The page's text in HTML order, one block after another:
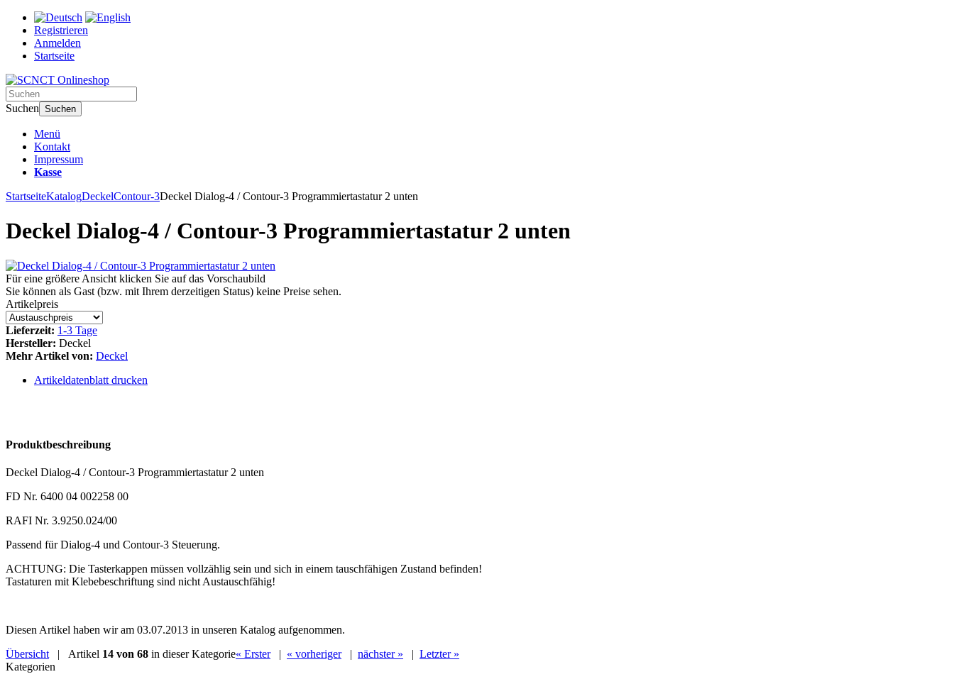
Registrieren
Anmelden
Startseite
Suchen Suchen
Menü
Kontakt
Impressum
Kasse
StartseiteKatalogDeckelContour-3Deckel Dialog-4 / Contour-3 Programmiertastatur 2 unten
Deckel Dialog-4 / Contour-3 Programmiertastatur 2 unten
Für eine größere Ansicht klicken Sie auf das Vorschaubild
Sie können als Gast (bzw. mit Ihrem derzeitigen Status) keine Preise sehen.
Artikelpreis
Lieferzeit: 1-3 Tage
Hersteller: Deckel
Mehr Artikel von: Deckel
Artikeldatenblatt drucken
Produktbeschreibung
Deckel Dialog-4 / Contour-3 Programmiertastatur 2 unten
FD Nr. 6400 04 002258 00
RAFI Nr. 3.9250.024/00
Passend für Dialog-4 und Contour-3 Steuerung.
ACHTUNG: Die Tasterkappen müssen vollzählig sein und sich in einem tauschfähigen Zustand befinden!
Tastaturen mit Klebebeschriftung sind nicht Austauschfähig!
Diesen Artikel haben wir am 03.07.2013 in unseren Katalog aufgenommen.
Übersicht| Artikel 14 von 68 in dieser Kategorie« Erster| « vorheriger| nächster » | Letzter »
Kategorien